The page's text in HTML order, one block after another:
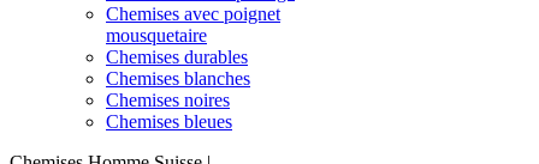
Chemises avec poignet
mousquetaire
Chemises durables
Chemises blanches
Chemises noires
Chemises bleues